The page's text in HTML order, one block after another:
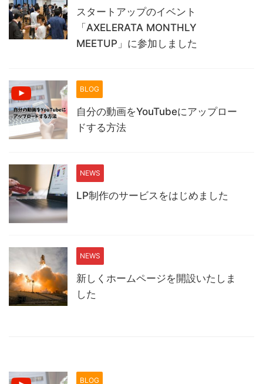
スタートアップのイベント
「AXELERATA MONTHLY
MEETUP」に参加しました
BLOG
自分の動画をYouTubeにアップロー
ドする方法
NEWS
LP制作のサービスをはじめました
NEWS
新しくホームページを開設いたしま
した
BLOG